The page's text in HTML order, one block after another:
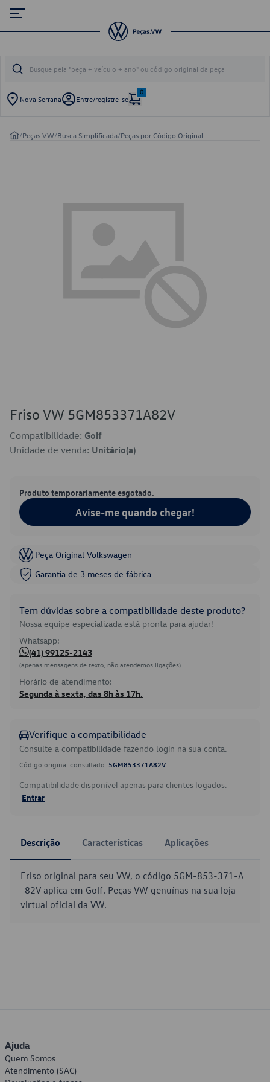
Nova Serrana Entre/registre-se
0
/Peças VW/Busca Simplificada/Peças por Código Original
Friso VW 5GM853371A82V
Compatibilidade: Golf
Unidade de venda: Unitário(a)
Produto temporariamente esgotado.
Avise-me quando chegar!
Peça Original Volkswagen
Garantia de 3 meses de fábrica
Tem dúvidas sobre a compatibilidade deste produto?
Nossa equipe especializada está pronta para ajudar!
Whatsapp:
(41) 99125-2143
(apenas mensagens de texto, não atendemos ligações)
Horário de atendimento:
Segunda à sexta, das 8h às 17h.
Verifique a compatibilidade
Consulte a compatibilidade fazendo login na sua conta.
Código original consultado: 5GM853371A82V
Compatibilidade disponível apenas para clientes logados.
Entrar
Descrição Características Aplicações
Friso original para seu VW, o código 5GM-853-371-A
-82V aplica em Golf. Peças VW genuínas na sua loja
virtual oficial da VW.
Ajuda
Quem Somos
Atendimento (SAC)